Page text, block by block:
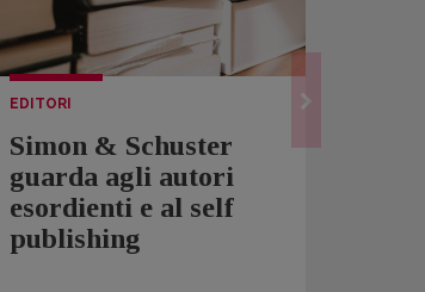
EDITORI
Simon & Schuster
guarda agli autori
esordienti e al self
publishing